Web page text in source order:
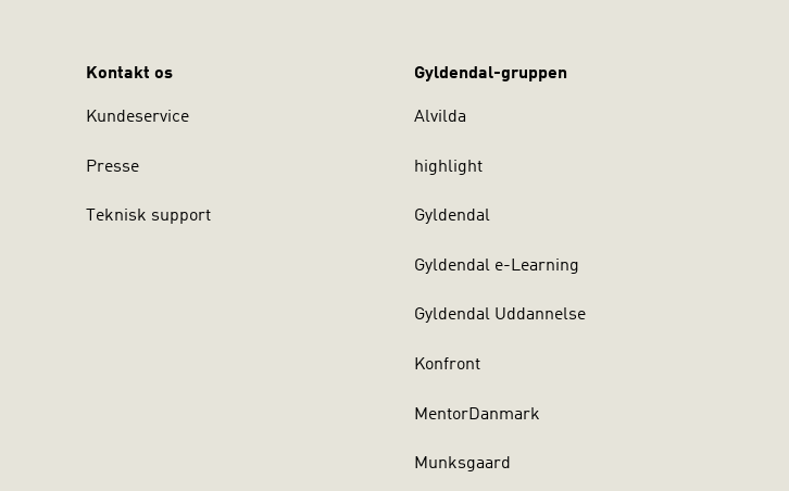
Kontakt os
Kundeservice
Presse
Teknisk support
Gyldendal-gruppen
Alvilda
highlight
Gyldendal
Gyldendal e-Learning
Gyldendal Uddannelse
Konfront
MentorDanmark
Munksgaard